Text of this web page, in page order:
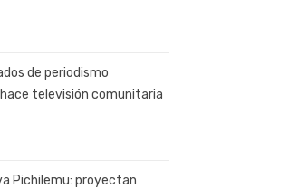
de periodismo
televisión comunitaria
Pichilemu: proyectan